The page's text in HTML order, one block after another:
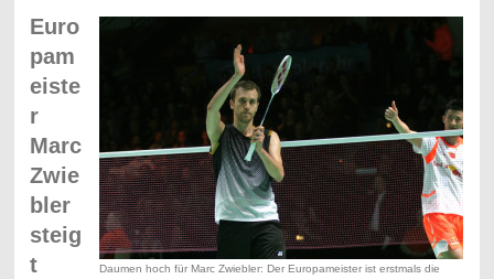
Daumen hoch für Marc Zwiebler: Der Europameister ist erstmals die
Euro
pam
eiste
r
Marc
Zwie
bler
steig
t